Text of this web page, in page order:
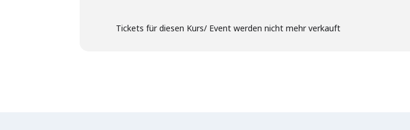
Tickets für diesen Kurs/ Event werden nicht mehr verkauft